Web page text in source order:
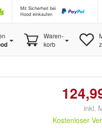
Mit Sicherheit bei
Hood einkaufen
Waren-
korb
inkl.
Kostenloser